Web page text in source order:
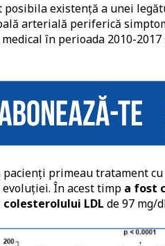
existență a unei
arterială periferică
în perioada 2010-
primeau tratament
În acest timp a fost
LDL de 97 mg/